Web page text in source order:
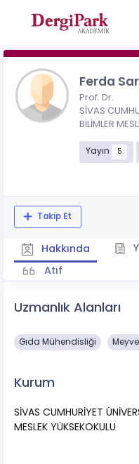
Ferda
Prof. Dr.
SİVAS
BİLİMLER
Yayın 5
Takip Et
Hakkında
Atıf
Uzmanlık Alanları
Gıda Mühendisliği
Kurum
SİVAS CUMHURİYET
MESLEK YÜKSEKOKULU